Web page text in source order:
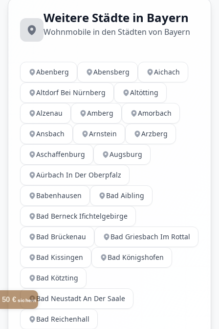
Weitere Städte in Bayern
Wohnmobile in den Städten von Bayern
Abenberg Abensberg Aichach
Altdorf Bei Nürnberg Altötting
Alzenau Amberg Amorbach
Ansbach Arnstein Arzberg
Aschaffenburg Augsburg
Aürbach In Der Oberpfalz
Babenhausen Bad Aibling
Bad Berneck Ifichtelgebirge
Bad Brückenau Bad Griesbach Im Rottal
Bad Kissingen Bad Königshofen
Bad Kötzting
Bad Neustadt An Der Saale
Bad Reichenhall
50 €sichern